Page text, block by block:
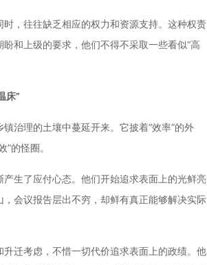
，往往缺乏相应的权力和资源支持。这种权责
和上级的要求，他们不得不采取一些看似“高
床”
理的土壤中蔓延开来。它披着“效率”的外
的怪圈。
生了应付心态。他们开始追求表面上的光鲜亮
会议报告层出不穷，却鲜有真正能够解决实际
迁考虑，不惜一切代价追求表面上的政绩。他